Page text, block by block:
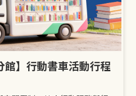
館】行動書車活動行程